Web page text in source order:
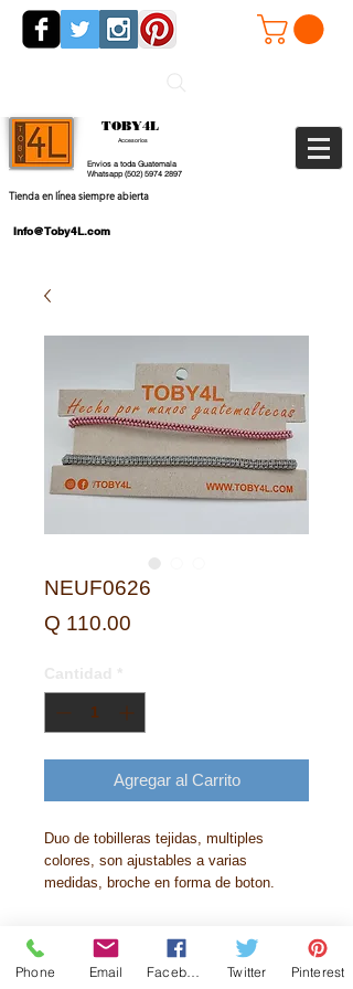
Envios a toda Guatemala
Whatsapp(502) 5974 2897
TOBY4L
Accesorios
Tienda en línea siempre abierta
Info@Toby4L.com
NEUF0626
Q 110.00
Agregar al Carrito
Duo de tobilleras tejidas, multiples
colores, son ajustables a varias
medidas, broche en forma de boton.
Phone Email Twitter Pinterest